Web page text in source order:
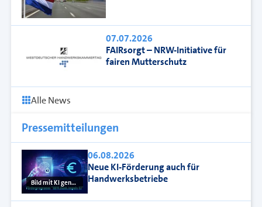
07.07.2026
FAIRsorgt – NRW-Initiative für
fairen Mutterschutz
Alle News
Pressemitteilungen
Bild mit KI generiert
06.08.2026
Neue KI-Förderung auch für
Handwerksbetriebe